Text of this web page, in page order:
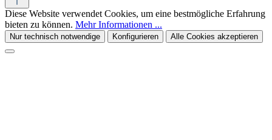
Diese Website verwendet Cookies, um eine bestmögliche Erfahrung
bieten zu können. Mehr Informationen ...
Nur technisch notwendige Konfigurieren Alle Cookies akzeptieren